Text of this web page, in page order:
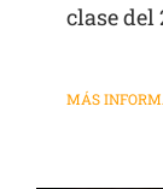
clase del
MÁS